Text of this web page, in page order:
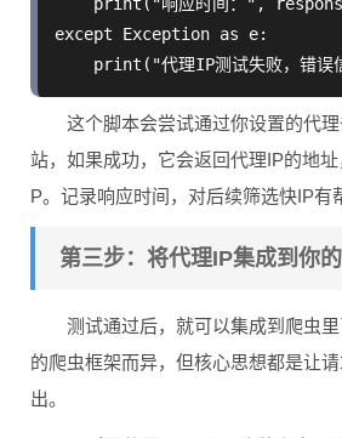
except Exception as e:
这个脚本会尝试通过你设置的代
站，如果成功，它会返回代理IP的地
P。记录响应时间，对后续筛选快IP有
第三步：将代理IP集成到你
测试通过后，就可以集成到爬虫
的爬虫框架而异，但核心思想都是让
出。